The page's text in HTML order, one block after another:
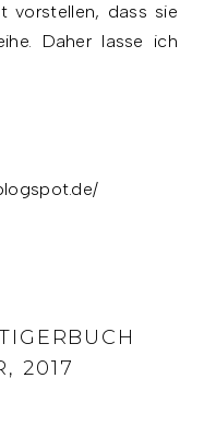
vorstellen, dass sie
Daher lasse ich
2017